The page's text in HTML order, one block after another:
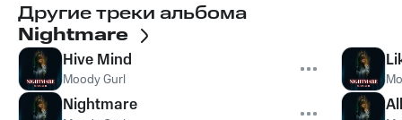
Другие треки альбома
Nightmare
Hive Mind
Moody Gurl
Nightmare